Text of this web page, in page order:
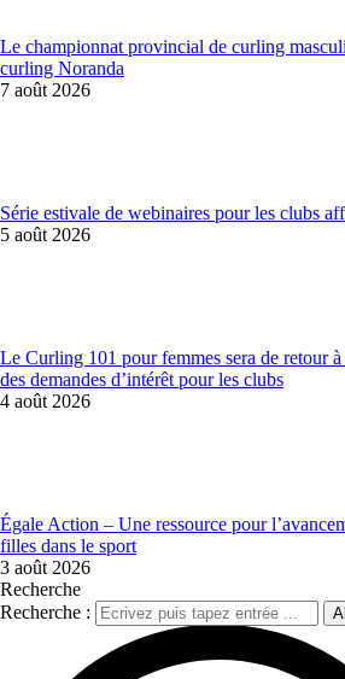
Le championnat provincial de curling
curling Noranda
7 août 2026
Série estivale de webinaires pour les clubs
5 août 2026
Le Curling 101 pour femmes sera de retour
des demandes d’intérêt pour les clubs
4 août 2026
Égale Action – Une ressource pour
filles dans le sport
3 août 2026
Recherche
Recherche :